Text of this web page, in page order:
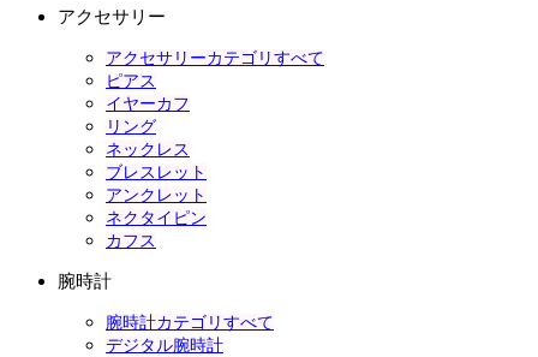
アクセサリー
アクセサリーカテゴリすべて
ピアス
イヤーカフ
リング
ネックレス
ブレスレット
アンクレット
ネクタイピン
カフス
腕時計
腕時計カテゴリすべて
デジタル腕時計